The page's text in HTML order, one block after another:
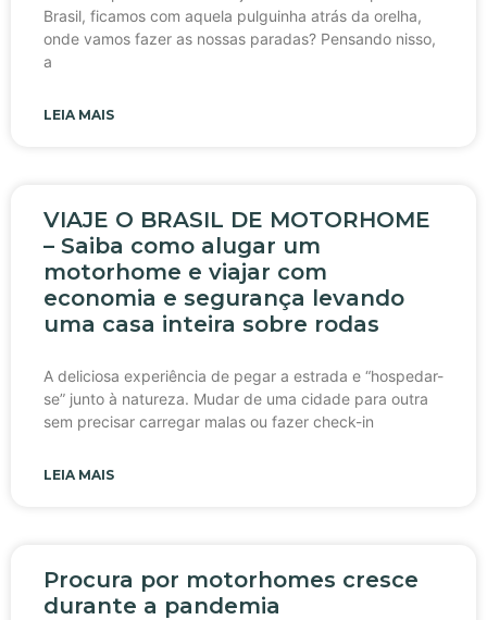
Brasil, ficamos com aquela pulguinha atrás da orelha,
onde vamos fazer as nossas paradas? Pensando nisso,
a
LEIA MAIS
VIAJE O BRASIL DE MOTORHOME
– Saiba como alugar um
motorhome e viajar com
economia e segurança levando
uma casa inteira sobre rodas
A deliciosa experiência de pegar a estrada e “hospedar-
se” junto à natureza. Mudar de uma cidade para outra
sem precisar carregar malas ou fazer check-in
LEIA MAIS
Procura por motorhomes cresce
durante a pandemia